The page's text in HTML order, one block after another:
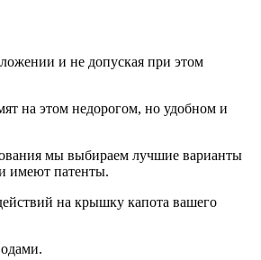
и не допуская при этом
на этом недорогом, но удобном и
мы выбираем лучшие варианты
имеют патенты.
на крышку капота вашего